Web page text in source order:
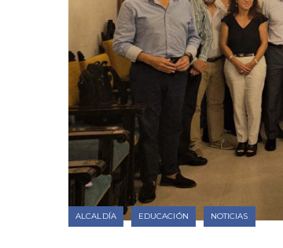
ALCALDÍA EDUCACIÓN NOTICIAS